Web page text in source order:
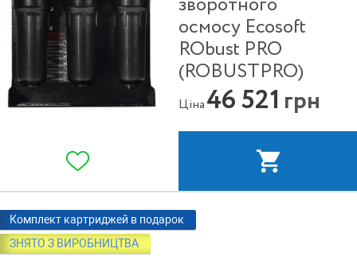
осмосу Ecosoft
RObust PRO
(ROBUSTPRO)
Ціна46 521 грн
Комплект картриджей в подарок
ЗНЯТО З ВИРОБНИЦТВА